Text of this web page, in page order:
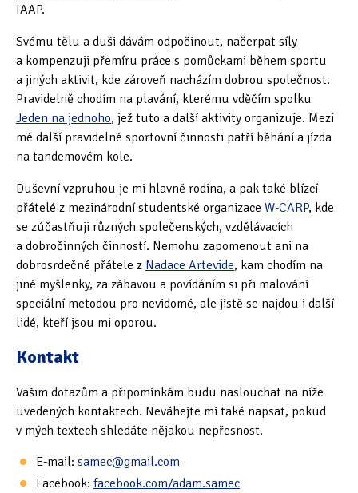
IAAP.
Svému tělu a duši dávám odpočinout, načerpat síly
a kompenzuji přemíru práce s pomůckami během sportu
a jiných aktivit, kde zároveň nacházím dobrou společnost.
Pravidelně chodím na plavání, kterému vděčím spolku
Jeden na jednoho, jež tuto a další aktivity organizuje. Mezi
mé další pravidelné sportovní činnosti patří běhání a jízda
na tandemovém kole.
Duševní vzpruhou je mi hlavně rodina, a pak také blízcí
přátelé z mezinárodní studentské organizace W-CARP, kde
se zúčastňuji různých společenských, vzdělávacích
a dobročinných činností. Nemohu zapomenout ani na
dobrosrdečné přátele z Nadace Artevide, kam chodím na
jiné myšlenky, za zábavou a povídáním si při malování
speciální metodou pro nevidomé, ale jistě se najdou i další
lidé, kteří jsou mi oporou.
Kontakt
Vašim dotazům a připomínkám budu naslouchat na níže
uvedených kontaktech. Neváhejte mi také napsat, pokud
v mých textech shledáte nějakou nepřesnost.
E-mail: samec@gmail.com
Facebook: facebook.com/adam.samec